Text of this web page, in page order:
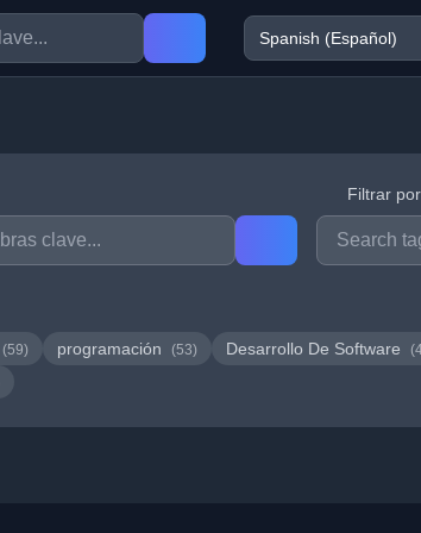
Filtrar
(59) programación (53) Desarrollo De Software